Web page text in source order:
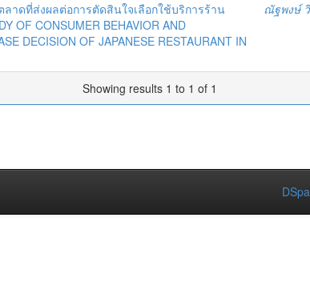
าดที่ส่งผลต่อการตัดสินใจเลือกใช้บริการร้าน
OF CONSUMER BEHAVIOR AND
DECISION OF JAPANESE RESTAURANT IN
ณัฐพงษ์
Showing results 1 to 1 of 1